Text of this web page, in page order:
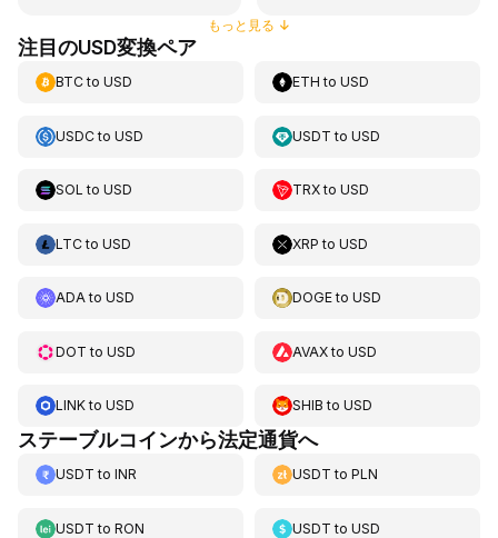
もっと見る ↓
注目のUSD変換ペア
BTCto USD ETH toUSD
USDCto USD USDT toUSD
SOL to USD TRXtoUSD
LTCto USD XRP toUSD
ADAto USD DOGEtoUSD
DOT to USD AVAXtoUSD
LINKto USD SHIB toUSD
ステーブルコインから法定通貨へ
USDT to INR USDT toPLN
USDT to RON USDT toUSD